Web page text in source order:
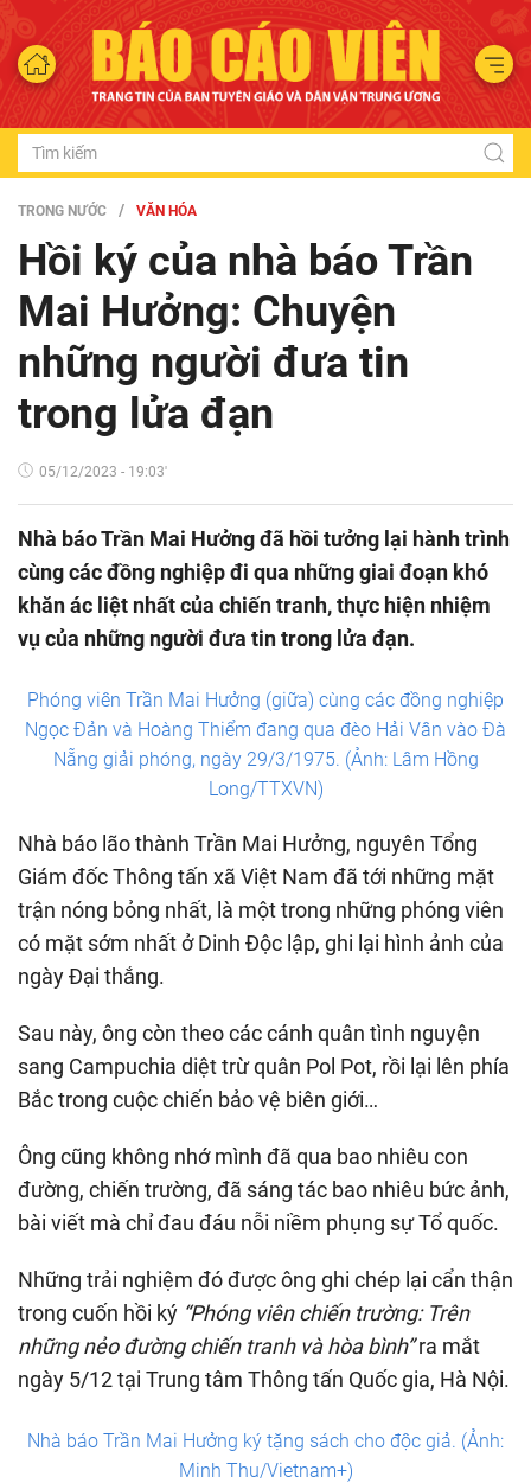
TRONG NƯỚC VĂN HÓA
Hồi ký của nhà báo Trần
Mai Hưởng: Chuyện
những người đưa tin
trong lửa đạn
05/12/2023 - 19:03'
Nhà báo Trần Mai Hưởng đã hồi tưởng lại hành trình
cùng các đồng nghiệp đi qua những giai đoạn khó
khăn ác liệt nhất của chiến tranh, thực hiện nhiệm
vụ của những người đưa tin trong lửa đạn.
Phóng viên Trần Mai Hưởng (giữa) cùng các đồng nghiệp
Ngọc Đản và Hoàng Thiểm đang qua đèo Hải Vân vào Đà
Nẵng giải phóng, ngày 29/3/1975. (Ảnh: Lâm Hồng
Long/TTXVN)
Nhà báo lão thành Trần Mai Hưởng, nguyên Tổng
Giám đốc Thông tấn xã Việt Nam đã tới những mặt
trận nóng bỏng nhất, là một trong những phóng viên
có mặt sớm nhất ở Dinh Độc lập, ghi lại hình ảnh của
ngày Đại thắng.
Sau này, ông còn theo các cánh quân tình nguyện
sang Campuchia diệt trừ quân Pol Pot, rồi lại lên phía
Bắc trong cuộc chiến bảo vệ biên giới…
Ông cũng không nhớ mình đã qua bao nhiêu con
đường, chiến trường, đã sáng tác bao nhiêu bức ảnh,
bài viết mà chỉ đau đáu nỗi niềm phụng sự Tổ quốc.
Những trải nghiệm đó được ông ghi chép lại cẩn thận
trong cuốn hồi ký “Phóng viên chiến trường: Trên
những nẻo đường chiến tranh và hòa bình”ra mắt
ngày 5/12 tại Trung tâm Thông tấn Quốc gia, Hà Nội.
Nhà báo Trần Mai Hưởng ký tặng sách cho độc giả. (Ảnh:
Minh Thu/Vietnam+)